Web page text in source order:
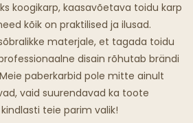
koogikarp, kaasavõetava toidu karp
kõik on praktilised ja ilusad.
materjale, et tagada toidu
disain rõhutab brändi
paberkarbid pole mitte ainult
vaid suurendavad ka toote
teie parim valik!